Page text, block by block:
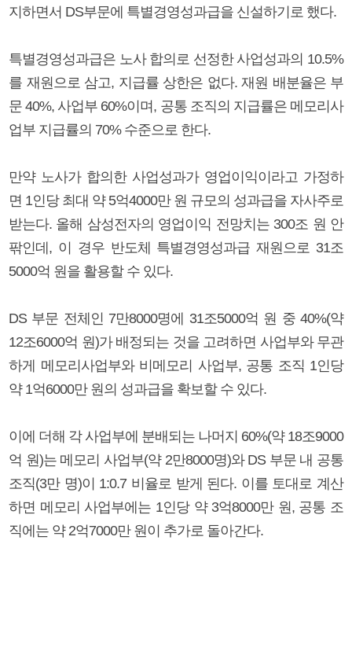
지하면서 DS부문에 특별경영성과급을 신설하기로 했다.
특별경영성과급은 노사 합의로 선정한 사업성과의 10.5%
를 재원으로 삼고, 지급률 상한은 없다. 재원 배분율은 부
문 40%, 사업부 60%이며, 공통 조직의 지급률은 메모리사
업부 지급률의 70% 수준으로 한다.
만약 노사가 합의한 사업성과가 영업이익이라고 가정하
면 1인당 최대 약 5억4000만 원 규모의 성과급을 자사주로
받는다. 올해 삼성전자의 영업이익 전망치는 300조 원 안
팎인데, 이 경우 반도체 특별경영성과급 재원으로 31조
5000억 원을 활용할 수 있다.
DS 부문 전체인 7만8000명에 31조5000억 원 중 40%(약
12조6000억 원)가 배정되는 것을 고려하면 사업부와 무관
하게 메모리사업부와 비메모리 사업부, 공통 조직 1인당
약 1억6000만 원의 성과급을 확보할 수 있다.
이에 더해 각 사업부에 분배되는 나머지 60%(약 18조9000
억 원)는 메모리 사업부(약 2만8000명)와 DS 부문 내 공통
조직(3만 명)이 1:0.7 비율로 받게 된다. 이를 토대로 계산
하면 메모리 사업부에는 1인당 약 3억8000만 원, 공통 조
직에는 약 2억7000만 원이 추가로 돌아간다.